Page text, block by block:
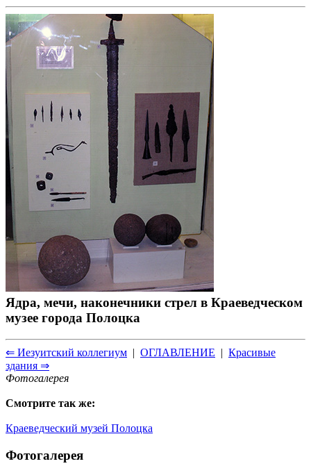
Ядра, мечи, наконечники стрел в Краеведческом
музее города Полоцка
⇐ Иезуитский коллегиум | ОГЛАВЛЕНИЕ | Красивые
здания ⇒
Фотогалерея
Смотрите так же:
Краеведческий музей Полоцка
Фотогалерея